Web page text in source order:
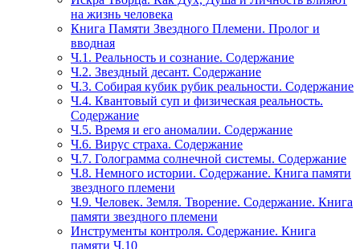
на жизнь человека
Книга Памяти Звездного Племени. Пролог и
вводная
Ч.1. Реальность и сознание. Содержание
Ч.2. Звездный десант. Содержание
Ч.3. Собирая кубик рубик реальности. Содержание
Ч.4. Квантовый суп и физическая реальность.
Содержание
Ч.5. Время и его аномалии. Содержание
Ч.6. Вирус страха. Содержание
Ч.7. Голограмма солнечной системы. Содержание
Ч.8. Немного истории. Содержание. Книга памяти
звездного племени
Ч.9. Человек. Земля. Творение. Содержание. Книга
памяти звездного племени
Инструменты контроля. Содержание. Книга
памяти Ч.10